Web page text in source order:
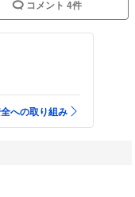
コメント 4件
への取り組み